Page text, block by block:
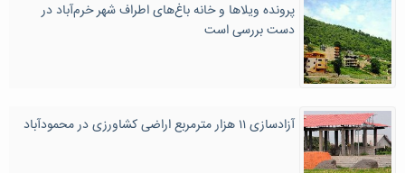
پرونده ویلاها و خانه باغ‌های اطراف شهر خرم‌آباد در
دست بررسی است
آزادسازی ۱۱ هزار مترمربع اراضی کشاورزی در محمودآباد